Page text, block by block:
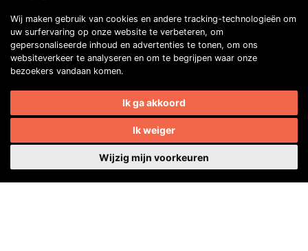
40482310
NL77 INGB 0677 3069 54
Volg ons:
Volg ons op Facebook
Volg ons op Instagram
Volg ons op YouTube
Auto's van onze leden
Wij maken gebruik van cookies en andere tracking-technologieën om
uw surfervaring op onze website te verbeteren, om
gepersonaliseerde inhoud en advertenties te tonen, om ons
websiteverkeer te analyseren en om te begrijpen waar onze
bezoekers vandaan komen.
Ik ga akkoord
Ik weiger
Wijzig mijn voorkeuren